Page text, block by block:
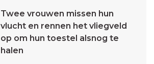
Twee vrouwen missen hun
vlucht en rennen het vliegveld
op om hun toestel alsnog te
halen